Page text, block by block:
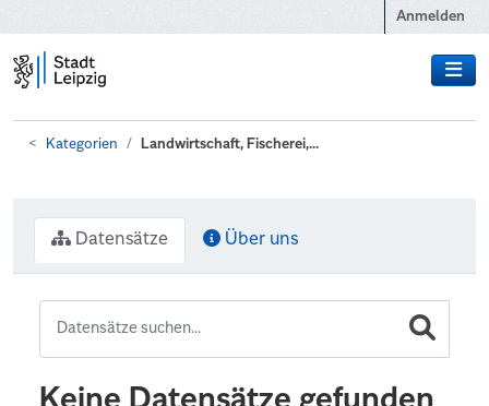
Anmelden
Kategorien Landwirtschaft, Fischerei,...
Datensätze Über uns